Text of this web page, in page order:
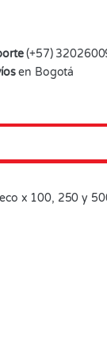
(+57)
en Bogotá
x 100, 250 y